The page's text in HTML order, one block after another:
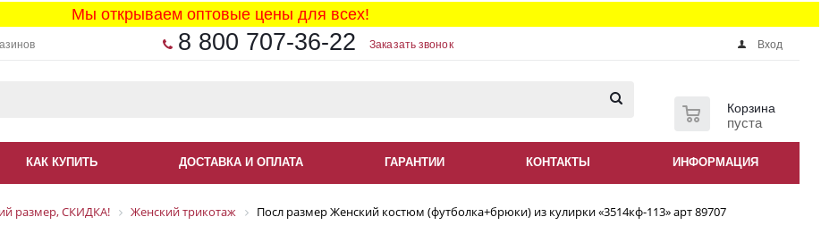
Мы открываем оптовые цены для всех!
8 800 707-36-22 Заказать звонок Вход
Корзина
пуста
КАК КУПИТЬ ДОСТАВКА И ОПЛАТА ГАРАНТИИ КОНТАКТЫ ИНФОРМАЦИЯ
размер, СКИДКА! Женский трикотаж Посл размер Женский костюм (футболка+брюки) из кулирки «3514кф-113» арт 89707